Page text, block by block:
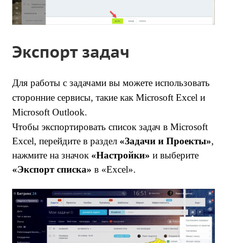
Экспорт задач
Для работы с задачами вы можете использовать
сторонние сервисы, такие как Microsoft Excel и
Microsoft Outlook.
Чтобы экспортировать список задач в Microsoft
Excel, перейдите в раздел «Задачи и Проекты»,
нажмите на значок «Настройки» и выберите
«Экспорт списка» в «Exсel».